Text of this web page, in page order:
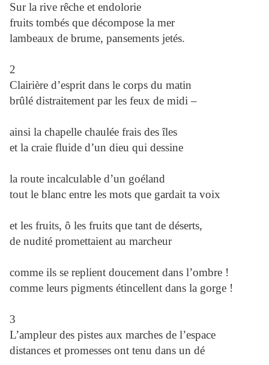
Sur la rive rêche et endolorie
fruits tombés que décompose la mer
lambeaux de brume, pansements jetés.
2
Clairière d’esprit dans le corps du matin
brûlé distraitement par les feux de midi –
ainsi la chapelle chaulée frais des îles
et la craie fluide d’un dieu qui dessine
la route incalculable d’un goéland
tout le blanc entre les mots que gardait ta voix
et les fruits, ô les fruits que tant de déserts,
de nudité promettaient au marcheur
comme ils se replient doucement dans l’ombre !
comme leurs pigments étincellent dans la gorge !
3
L’ampleur des pistes aux marches de l’espace
distances et promesses ont tenu dans un dé